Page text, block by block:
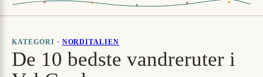
KATEGORI · NORDITALIEN
De 10 bedste vandreruter i